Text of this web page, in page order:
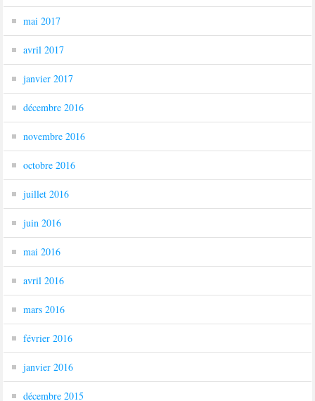
mai 2017
avril 2017
janvier 2017
décembre 2016
novembre 2016
octobre 2016
juillet 2016
juin 2016
mai 2016
avril 2016
mars 2016
février 2016
janvier 2016
décembre 2015